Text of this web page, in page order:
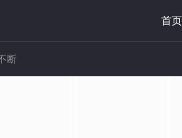
首页